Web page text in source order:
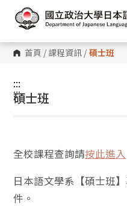
內
容 首頁 / 課程資訊 / 碩士班
:::
:::
碩士班
全校課程查詢請按此進入
日本語文學系【碩士班
件。